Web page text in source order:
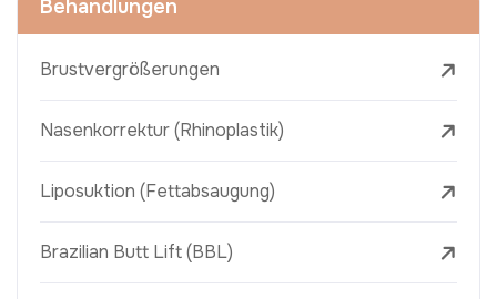
Behandlungen
Brustvergrößerungen
Nasenkorrektur (Rhinoplastik)
Liposuktion (Fettabsaugung)
Brazilian Butt Lift (BBL)